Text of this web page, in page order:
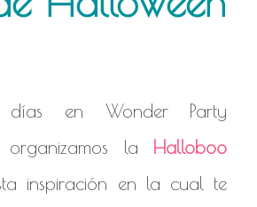
días en Wonder Party
organizamos la Halloboo
inspiración en la cual te